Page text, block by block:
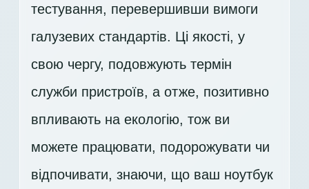
тестування, перевершивши вимоги
галузевих стандартів. Ці якості, у
свою чергу, подовжують термін
служби пристроїв, а отже, позитивно
впливають на екологію, тож ви
можете працювати, подорожувати чи
відпочивати, знаючи, що ваш ноутбук